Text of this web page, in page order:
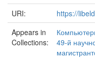
URI:
https://
Appears in
Collections:
49-й